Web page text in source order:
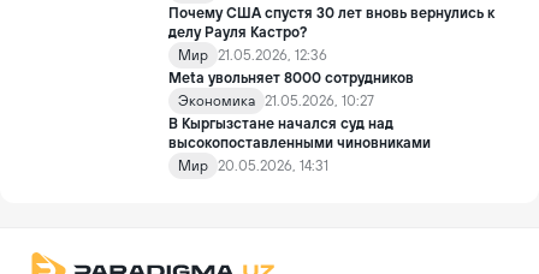
Почему США спустя 30 лет вновь вернулись к
делу Рауля Кастро?
Мир 21.05.2026, 12:36
Meta увольняет 8000 сотрудников
Экономика 21.05.2026, 10:27
В Кыргызстане начался суд над
высокопоставленными чиновниками
Мир 20.05.2026, 14:31